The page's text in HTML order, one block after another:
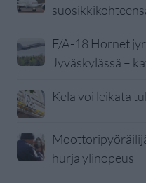
F/A-18 Hornet
Jyväskylässä –
Kela voi leikata
hurja ylinopeus